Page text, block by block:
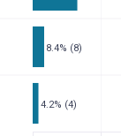
8.4% (8)
4.2% (4)